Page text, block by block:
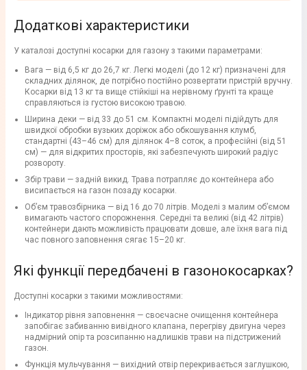
Додаткові характеристики
У каталозі доступні косарки для газону з такими параметрами:
Вага — від 6,5 кг до 26,7 кг. Легкі моделі (до 12 кг) призначені для
складних ділянок, де потрібно постійно розвертати пристрій вручну.
Косарки від 13 кг та вище стійкіші на нерівному ґрунті та краще
справляються із густою високою травою.
Ширина деки — від 33 до 51 см. Компактні моделі підійдуть для
швидкої обробки вузьких доріжок або обкошування клумб,
стандартні (43–46 см) для ділянок 4–8 соток, а професійні (від 51
см) — для відкритих просторів, які забезпечують широкий радіус
розвороту.
Збір трави — задній викид. Трава потрапляє до контейнера або
висипається на газон позаду косарки.
Об’єм травозбірника — від 16 до 70 літрів. Моделі з малим об’ємом
вимагають частого спорожнення. Середні та великі (від 42 літрів)
контейнери дають можливість працювати довше, але їхня вага під
час повного заповнення сягає 15–20 кг.
Які функції передбачені в газонокосарках?
Доступні косарки з такими можливостями:
Індикатор рівня заповнення — своєчасне очищення контейнера
запобігає забиванню вивідного клапана, перегріву двигуна через
надмірний опір та розсипанню надлишків трави на підстрижений
газон.
Функція мульчування — вихідний отвір перекривається заглушкою,